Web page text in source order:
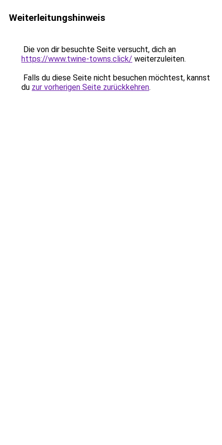
Weiterleitungshinweis
Die von dir besuchte Seite versucht, dich an
https://www.twine-towns.click/ weiterzuleiten.
Falls du diese Seite nicht besuchen möchtest, kannst
du zur vorherigen Seite zurückkehren.